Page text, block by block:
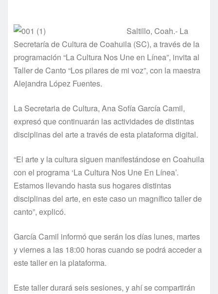
Saltillo, Coah.- La
Secretaría de Cultura de Coahuila (SC), a través de la
programación “La Cultura Nos Une en Línea”, invita al
Taller de Canto “Los pilares de mi voz”, con la maestra
Alejandra López Fuentes.
La Secretaria de Cultura, Ana Sofía García Camil,
expresó que continuarán las actividades de distintas
disciplinas del arte a través de esta plataforma digital.
“El arte y la cultura siguen manifestándose en Coahuila
con el programa ‘La Cultura Nos Une En Línea’.
Estamos llevando hasta sus hogares distintas
disciplinas del arte, en este caso un magnífico taller de
canto”, explicó.
García Camil informó que serán los días lunes, martes
y viernes a las 18:00 horas cuando se podrá acceder a
este taller en la plataforma.
Este taller durará seis sesiones, y ahí se compartirán